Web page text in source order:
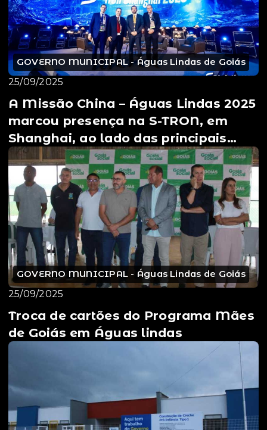
GOVERNO MUNICIPAL - Águas Lindas de Goiás
25/09/2025
A Missão China – Águas Lindas 2025
marcou presença na S-TRON, em
Shanghai, ao lado das principais
lideranças do Munic...
GOVERNO MUNICIPAL - Águas Lindas de Goiás
25/09/2025
Troca de cartões do Programa Mães
de Goiás em Águas lindas